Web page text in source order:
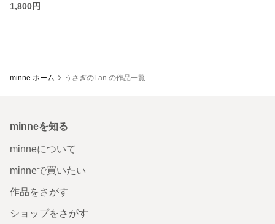
1,800円
minne ホーム うさぎのLan の作品一覧
minneを知る
minneについて
minneで買いたい
作品をさがす
ショップをさがす